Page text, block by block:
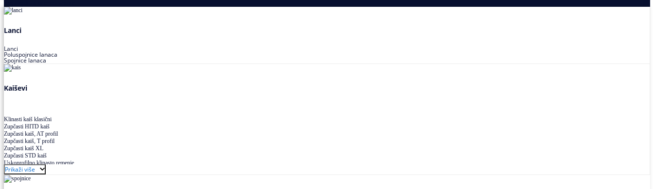
Lanci
Lanci
Poluspojnice lanaca
Spojnice lanaca
Kaiševi
Klinasti kaiš klasični
Zupčasti HITD kaiš
Zupčasti kaiš, AT profil
Zupčasti kaiš, T profil
Zupčasti kaiš XL
Zupčasti STD kaiš
Uskoprofilno klinasto remenje
Uskoprofilno klinasto remenje spojeno
Uskoprofilno klinasto remenje XP extra power
Višekanalno remenje PJ,PK
Prikaži više